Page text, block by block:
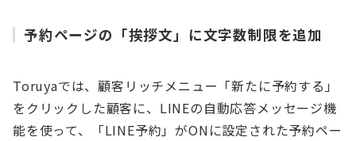
予約ページの「挨拶文」に文字数制限を追加
Toruyaでは、顧客リッチメニュー「新たに予約する」
をクリックした顧客に、LINEの自動応答メッセージ機
能を使って、「LINE予約」がONに設定された予約ペー